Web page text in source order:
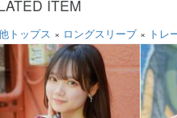
ITEM
トップス × ロングスリーブ × トレ